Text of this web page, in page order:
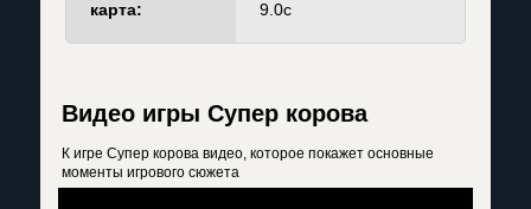
карта:
9.0c
Видео игры Супер корова
К игре Супер корова видео, которое покажет основные
моменты игрового сюжета